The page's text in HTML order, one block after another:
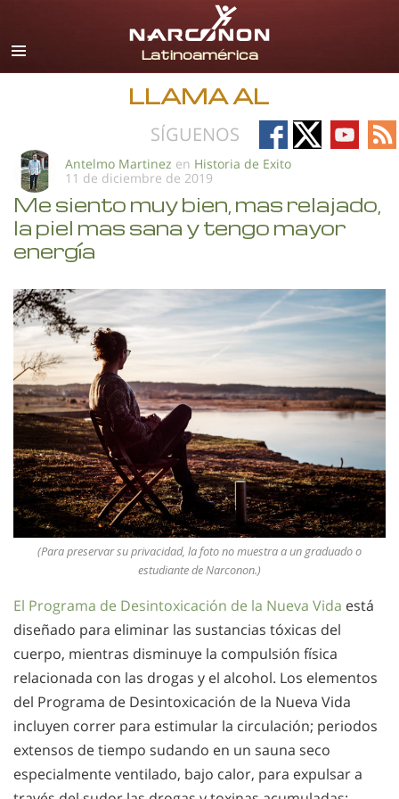
Español
Todas las Regiones/Idiomas
LLAMA AL
SÍGUENOS
Follow
on
Follow
on
Follow
on
on
Antelmo Martinez en Historia de Exito
11 de diciembre de 2019
Me siento muy bien, mas relajado,
la piel mas sana y tengo mayor
energía
(Para preservar su privacidad, la foto no muestra a un graduado o
estudiante de Narconon.)
El Programa de Desintoxicación de la Nueva Vida está
diseñado para eliminar las sustancias tóxicas del
cuerpo, mientras disminuye la compulsión física
relacionada con las drogas y el alcohol. Los elementos
del Programa de Desintoxicación de la Nueva Vida
incluyen correr para estimular la circulación; periodos
extensos de tiempo sudando en un sauna seco
especialmente ventilado, bajo calor, para expulsar a